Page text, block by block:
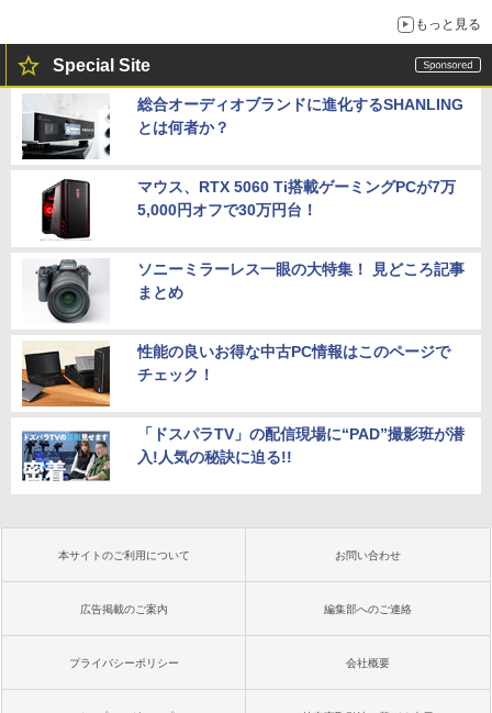
もっと見る
Special Site
総合オーディオブランドに進化するSHANLING
とは何者か？
マウス、RTX 5060 Ti搭載ゲーミングPCが7万
5,000円オフで30万円台！
ソニーミラーレス一眼の大特集！ 見どころ記事
まとめ
性能の良いお得な中古PC情報はこのページで
チェック！
「ドスパラTV」の配信現場に“PAD”撮影班が潜
入!人気の秘訣に迫る!!
本サイトのご利用について お問い合わせ
広告掲載のご案内 編集部へのご連絡
プライバシーポリシー 会社概要